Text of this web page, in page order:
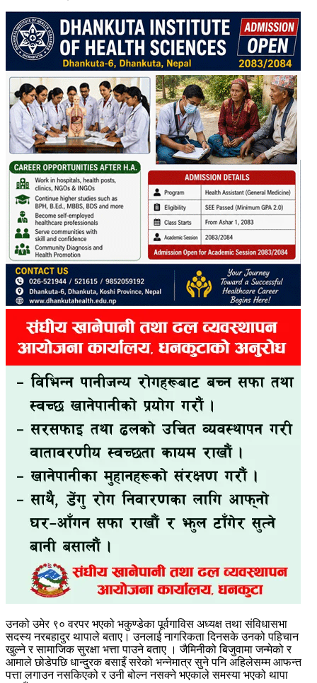
उनको उमेर ९० वरपर भएको भकुण्डेका पूर्वगाविस अध्यक्ष तथा संविधासभा
सदस्य नरबहादुर थापाले बताए। उनलाई नागरिकता दिनसके उनको पहिचान
खुल्ने र सामाजिक सुरक्षा भत्ता पाउने बताए । जैमिनीको बिजुवामा जन्मेको र
आमाले छोडेपछि धान्दु्रक बसाइँ सरेको भन्नेमात्र सुने पनि अहिलेसम्म आफन्त
पत्ता लगाउन नसकिएको र उनी बोल्न नसक्ने भएकाले समस्या भएको थापा